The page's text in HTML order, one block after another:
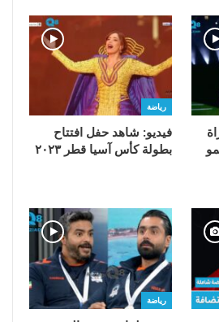
رياضة
فيديو: شاهد حفل افتتاح
بطولة كأس آسيا قطر ٢٠٢٣
رياضة